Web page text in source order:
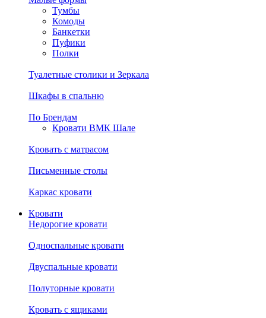
Тумбы
Комоды
Банкетки
Пуфики
Полки
Туалетные столики и Зеркала
Шкафы в спальню
По Брендам
Кровати ВМК Шале
Кровать с матрасом
Письменные столы
Каркас кровати
Кровати
Недорогие кровати
Односпальные кровати
Двуспальные кровати
Полуторные кровати
Кровать с ящиками